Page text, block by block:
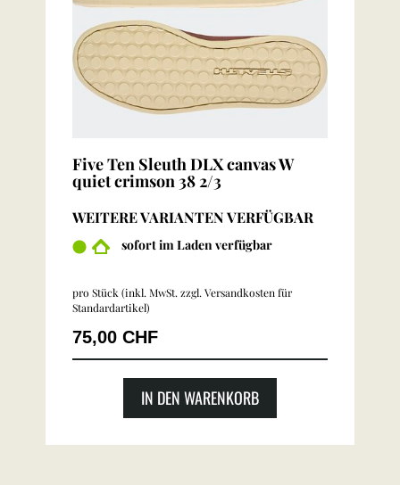
Five Ten Sleuth DLX canvas W
quiet crimson 38 2/3
WEITERE VARIANTEN VERFÜGBAR
sofort im Laden verfügbar
pro Stück (inkl. MwSt. zzgl. Versandkosten für
Standardartikel)
75,00 CHF
IN DEN WARENKORB